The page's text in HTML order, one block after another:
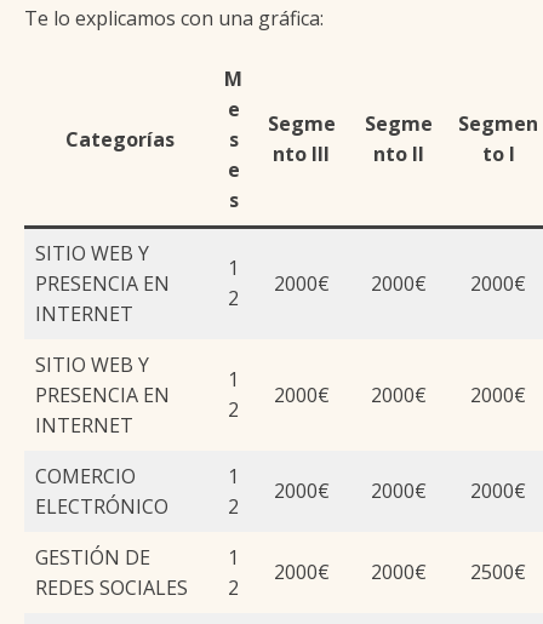
Te lo explicamos con una gráfica:
Categorías
M
e
s
e
s
Segme
nto III
Segme
nto II
Segmen
to I
SITIO WEB Y
PRESENCIA EN
INTERNET
1
2
2000€ 2000€ 2000€
SITIO WEB Y
PRESENCIA EN
INTERNET
1
2
2000€ 2000€ 2000€
COMERCIO
ELECTRÓNICO
1
2
2000€ 2000€ 2000€
GESTIÓN DE
REDES SOCIALES
1
2
2000€ 2000€ 2500€